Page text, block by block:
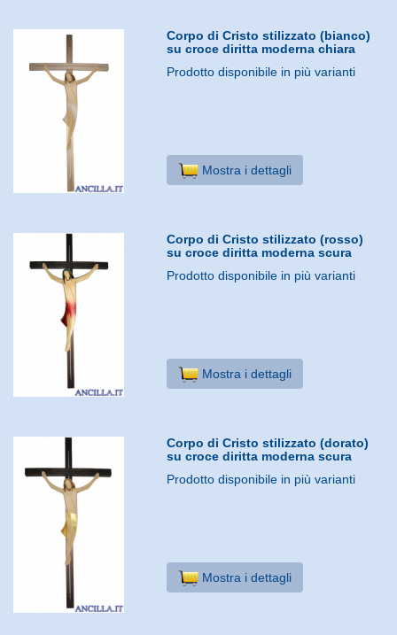
Corpo di Cristo stilizzato (bianco)
su croce diritta moderna chiara
Prodotto disponibile in più varianti
Mostra i dettagli
Corpo di Cristo stilizzato (rosso)
su croce diritta moderna scura
Prodotto disponibile in più varianti
Mostra i dettagli
Corpo di Cristo stilizzato (dorato)
su croce diritta moderna scura
Prodotto disponibile in più varianti
Mostra i dettagli